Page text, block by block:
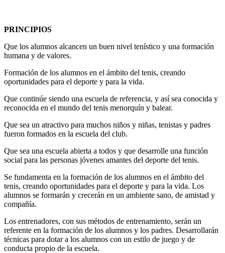
PRINCIPIOS
Que los alumnos alcancen un buen nivel tenístico y una formación
humana y de valores.
Formación de los alumnos en el ámbito del tenis, creando
oportunidades para el deporte y para la vida.
Que continúe siendo una escuela de referencia, y así sea conocida y
reconocida en el mundo del tenis menorquín y balear.
Que sea un atractivo para muchos niños y niñas, tenistas y padres
fueron formados en la escuela del club.
Que sea una escuela abierta a todos y que desarrolle una función
social para las personas jóvenes amantes del deporte del tenis.
Se fundamenta en la formación de los alumnos en el ámbito del
tenis, creando oportunidades para el deporte y para la vida. Los
alumnos se formarán y crecerán en un ambiente sano, de amistad y
compañía.
Los entrenadores, con sus métodos de entrenamiento, serán un
referente en la formación de los alumnos y los padres. Desarrollarán
técnicas para dotar a los alumnos con un estilo de juego y de
conducta propio de la escuela.